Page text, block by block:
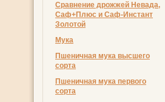
Сравнение дрожжей Невада,
Саф+Плюс и Саф-Инстант
Золотой
Мука
Пшеничная мука высшего
сорта
Пшеничная мука первого
сорта